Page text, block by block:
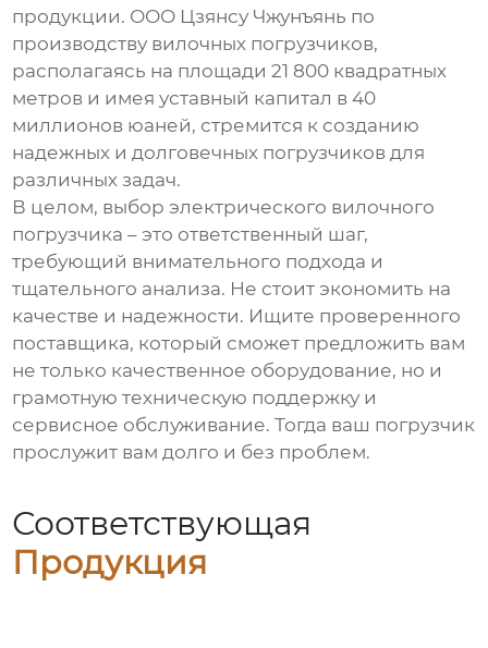
продукции. ООО Цзянсу Чжунъянь по
производству вилочных погрузчиков,
располагаясь на площади 21 800 квадратных
метров и имея уставный капитал в 40
миллионов юаней, стремится к созданию
надежных и долговечных погрузчиков для
различных задач.
В целом, выборэлектрического вилочного
погрузчика – это ответственный шаг,
требующий внимательного подхода и
тщательного анализа. Не стоит экономить на
качестве и надежности. Ищите проверенного
поставщика, который сможет предложить вам
не только качественное оборудование, но и
грамотную техническую поддержку и
сервисное обслуживание. Тогда ваш погрузчик
прослужит вам долго и без проблем.
Соответствующая
Продукция